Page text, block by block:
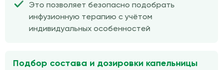
Это позволяет безопасно подобрать
инфузионную терапию с учётом
индивидуальных особенностей
Подбор состава и дозировки капельницы